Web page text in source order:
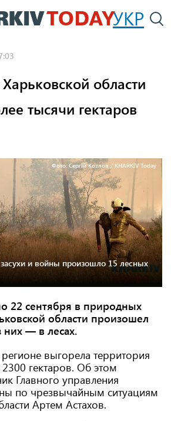
Перейти
к
УКР
области
тысячи гектаров
Фото: Сергій Козлов / KHARKIV Today
и войны произошло 15 лесных
22 сентября в природных
области произошел
них — в лесах.
выгорела территория
гектаров. Об этом
Главного управления
по чрезвычайным ситуациям
Артем Астахов.